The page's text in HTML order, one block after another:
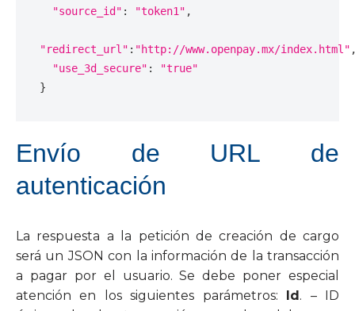
"source_id" : "token1" ,
"redirect_url" : "http://www.openpay.mx/index.html"
"use_3d_secure" :
"true"
}
Envío de URL de
autenticación
La respuesta a la petición de creación de cargo
será un JSON con la información de la transacción
a pagar por el usuario. Se debe poner especial
atención en los siguientes parámetros:
Id . – ID